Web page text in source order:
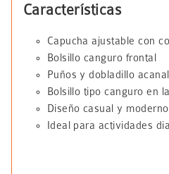
Características
Capucha ajustable con
Bolsillo canguro frontal
Puños y dobladillo
Bolsillo tipo canguro en
Diseño casual y
Ideal para actividades